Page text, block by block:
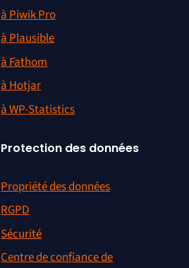
à Piwik Pro
à Plausible
à Fathom
à Hotjar
à WP-Statistics
Protection des données
Propriété des données
RGPD
Sécurité
Centre de confiance de